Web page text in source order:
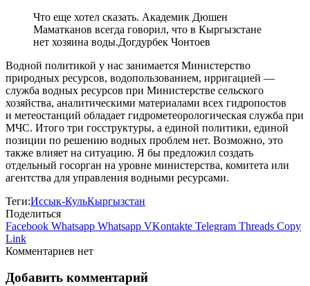
Что еще хотел сказать. Академик Дюшен
Маматканов всегда говорил, что в Кыргызстане
нет хозяина воды.Догдурбек Чонтоев
Водной политикой у нас занимается Министерство
природных ресурсов, водопользованием, ирригацией —
служба водных ресурсов при Министерстве сельского
хозяйства, аналитическими материалами всех гидропостов
и метеостанций обладает гидрометеорологическая служба при
МЧС. Итого три госструктуры, а единой политики, единой
позиции по решению водных проблем нет. Возможно, это
также влияет на ситуацию. Я бы предложил создать
отдельный госорган на уровне министерства, комитета или
агентства для управления водными ресурсами.
Теги:Иссык-КульКыргызстан
Поделиться
Facebook Whatsapp Whatsapp VKontakte Telegram Threads Copy
Link
Комментариев нет
Добавить комментарий